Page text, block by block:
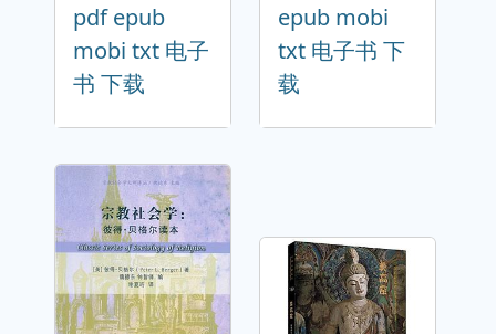
pdf epub
mobi txt 电子
书 下载
epub mobi
txt 电子书 下
载